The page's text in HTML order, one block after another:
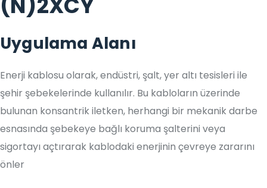
(N)2XCY
Uygulama Alanı
Enerji kablosu olarak, endüstri, şalt, yer altı tesisleri ile
şehir şebekelerinde kullanılır. Bu kabloların üzerinde
bulunan konsantrik iletken, herhangi bir mekanik darbe
esnasında şebekeye bağlı koruma şalterini veya
sigortayı açtırarak kablodaki enerjinin çevreye zararını
önler